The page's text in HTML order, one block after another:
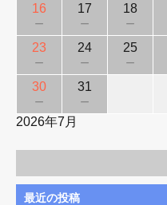
16
－
17
－
18
－
23
－
24
－
25
－
30
－
31
－
2026年7月
最近の投稿